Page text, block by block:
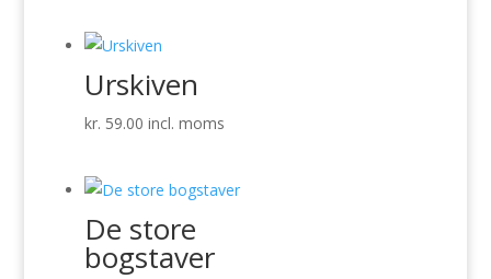
Urskiven
kr. 59.00 incl. moms
De store
bogstaver